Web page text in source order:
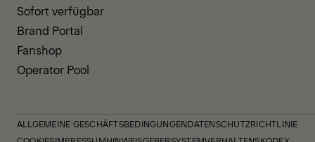
Sofort verfügbar
Brand Portal
Fanshop
Operator Pool
ALLGEMEINE GESCHÄFTSBEDINGUNGENDATENSCHUTZRICHTLINIE